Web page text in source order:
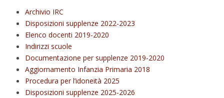
Archivio IRC
Disposizioni supplenze 2022-2023
Elenco docenti 2019-2020
Indirizzi scuole
Documentazione per supplenze 2019-2020
Aggiornamento Infanzia Primaria 2018
Procedura per l’idoneità 2025
Disposizioni supplenze 2025-2026